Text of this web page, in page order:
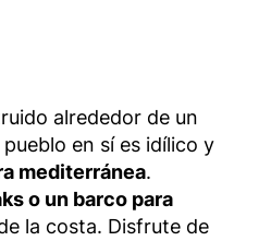
alrededor de un
en sí es idílico y
mediterránea.
o un barco para
la costa. Disfrute de